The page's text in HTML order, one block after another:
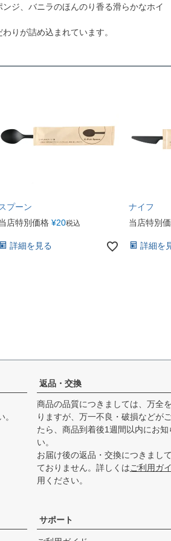
ジ、バニラのほんのり香る滑らかなホイ
りが詰め込まれています。
スプーン
店特別価格 ¥20税込
詳細を見る
ナイフ
当店特別
詳細を
返品・交換
商品の品質につきましては、万全
りますが、万一不良・破損などが
たら、商品到着後1週間以内にお知
い。
お届け後の返品・交換につきまし
ておりません。詳しくはご利用ガ
用ください。
サポート